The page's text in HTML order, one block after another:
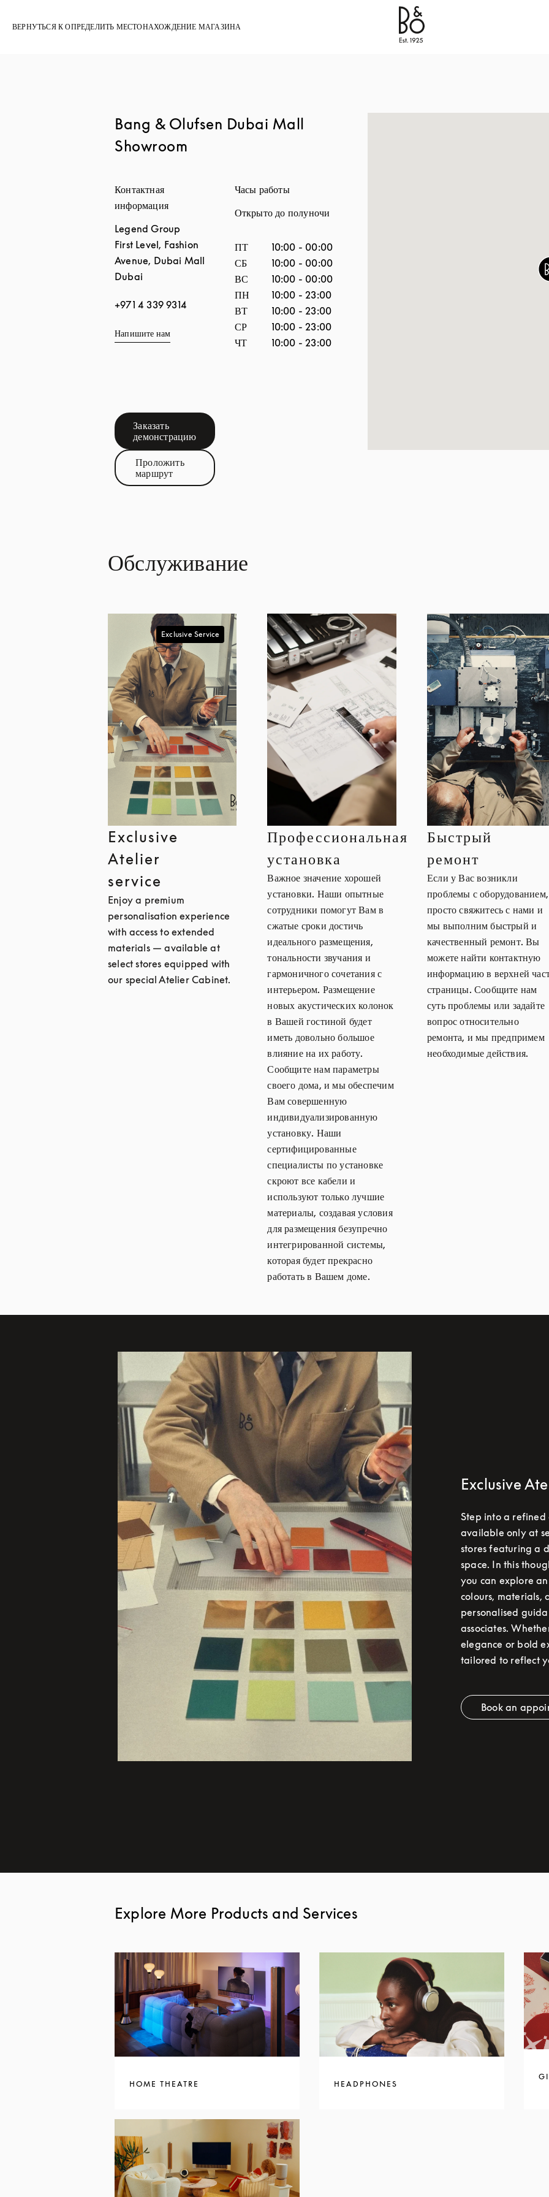
ВЕРНУТЬСЯ К ОПРЕДЕЛИТЬ МЕСТОНАХОЖДЕНИЕ МАГАЗИНА
Bang & Olufsen - Exist to Create
Bang & Olufsen Dubai Mall
Showroom
Контактная
информация
Legend Group
First Level, Fashion
Avenue, Dubai Mall
Dubai
+971 4 339 9314
Напишите нам
Заказать
демонстрациюLink Opens in New Tab
Проложить
маршрутLink Opens in New Tab
Часы работы
Открыто до полуночи
День неделиЧасы
ПТ 10:00 - 00:00
СБ
10:00 - 00:00
ВС
10:00 - 00:00
ПН
10:00 -23:00
ВТ
10:00 -23:00
СР
10:00 -23:00
ЧТ
10:00 -23:00
Обслуживание
Exclusive Service
Exclusive
Atelier
service
Enjoy a premium
personalisation experience
with access to extended
materials — available at
select stores equipped with
our special Atelier Cabinet.
Профессиональная
установка
Важное значение хорошей
установки. Наши опытные
сотрудники помогут Вам в
сжатые сроки достичь
идеального размещения,
тональности звучания и
гармоничного сочетания с
интерьером. Размещение
новых акустических колонок
в Вашей гостиной будет
иметь довольно большое
влияние на их работу.
Сообщите нам параметры
своего дома, и мы обеспечим
Вам совершенную
индивидуализированную
установку. Наши
сертифицированные
специалисты по установке
скроют все кабели и
используют только лучшие
материалы, создавая условия
для размещения безупречно
интегрированной системы,
которая будет прекрасно
работать в Вашем доме.
Быстрый
ремонт
Если у Вас возникли
проблемы с оборудованием,
просто свяжитесь с нами и
мы выполним быстрый и
качественный ремонт. Вы
можете найти контактную
информацию в верхней
страницы. Сообщите нам
суть проблемы или задайте
вопрос относительно
ремонта, и мы предпримем
необходимые действия.
Изображение события
Exclusive
Step into a refined
available only at
stores featuring a
space. In this
you can explore
colours, materials,
personalised
associates.
elegance or bold
tailored to reflect
Book an
Explore More Products and Services
HOME THEATRE HEADPHONES